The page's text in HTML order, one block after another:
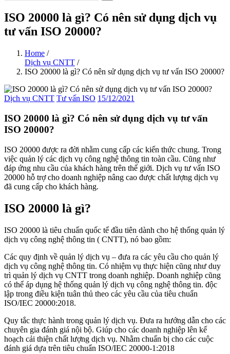
ISO 20000 là gì? Có nên sử dụng dịch vụ
tư vấn ISO 20000?
Home /
Dịch vụ CNTT /
ISO 20000 là gì? Có nên sử dụng dịch vụ tư vấn ISO 20000?
Dịch vụ CNTT Tư vấn ISO 15/12/2021
ISO 20000 là gì? Có nên sử dụng dịch vụ tư vấn
ISO 20000?
ISO 20000 được ra đời nhằm cung cấp các kiến thức chung. Trong
việc quản lý các dịch vụ công nghệ thông tin toàn cầu. Cũng như
đáp ứng nhu cầu của khách hàng trên thế giới. Dịch vụ tư vấn ISO
20000 hỗ trợ cho doanh nghiệp nâng cao được chất lượng dịch vụ
đã cung cấp cho khách hàng.
ISO 20000 là gì?
ISO 20000 là tiêu chuẩn quốc tế đầu tiên dành cho hệ thống quản lý
dịch vụ công nghệ thông tin ( CNTT), nó bao gồm:
Các quy định về quản lý dịch vụ – đưa ra các yêu cầu cho quản lý
dịch vụ công nghệ thông tin. Có nhiệm vụ thực hiện cũng như duy
trì quản lý dịch vụ CNTT trong doanh nghiệp. Doanh nghiệp cũng
có thể áp dụng hệ thống quản lý dịch vụ công nghệ thông tin. độc
lập trong điều kiện tuân thủ theo các yêu cầu của tiêu chuẩn
ISO/IEC 20000:2018.
Quy tắc thực hành trong quản lý dịch vụ. Đưa ra hướng dẫn cho các
chuyên gia đánh giá nội bộ. Giúp cho các doanh nghiệp lên kế
hoạch cải thiện chất lượng dịch vụ. Nhằm chuẩn bị cho các cuộc
đánh giá dựa trên tiêu chuẩn ISO/IEC 20000-1:2018